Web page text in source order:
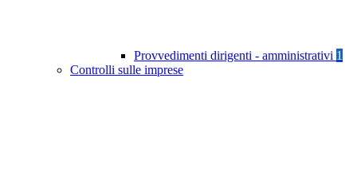
Provvedimenti dirigenti - amministrativi 1
Controlli sulle imprese